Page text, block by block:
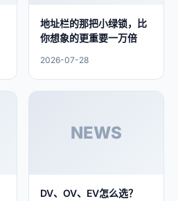
地址栏的那把小绿锁，比
你想象的更重要一万倍
2026-07-28
NEWS
DV、OV、EV怎么选？